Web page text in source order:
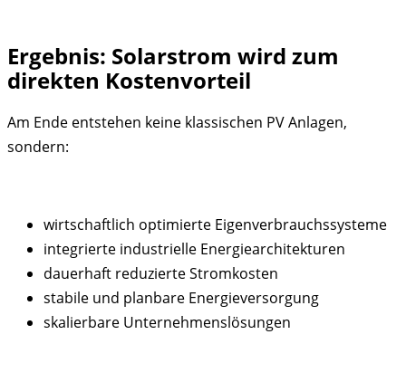
Ergebnis: Solarstrom wird zum
direkten Kostenvorteil
Am Ende entstehen keine klassischen PV Anlagen,
sondern:
wirtschaftlich optimierte Eigenverbrauchssysteme
integrierte industrielle Energiearchitekturen
dauerhaft reduzierte Stromkosten
stabile und planbare Energieversorgung
skalierbare Unternehmenslösungen